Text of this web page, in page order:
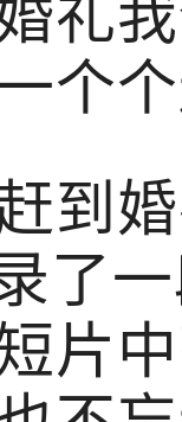
礼
个
婚
了
片